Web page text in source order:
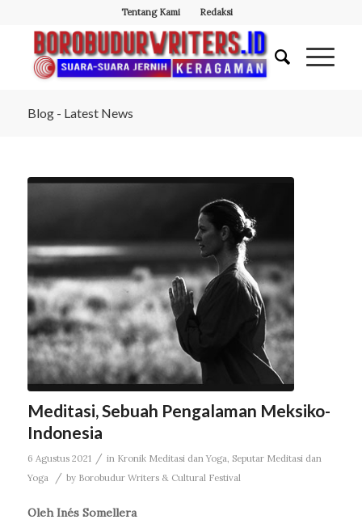
Tentang Kami Redaksi
Blog - Latest News
Meditasi, Sebuah Pengalaman Meksiko-
Indonesia
6 Agustus 2021 / in Kronik Meditasi dan Yoga, Seputar Meditasi dan
Yoga
/ by Borobudur Writers & Cultural Festival
Oleh Inés Somellera